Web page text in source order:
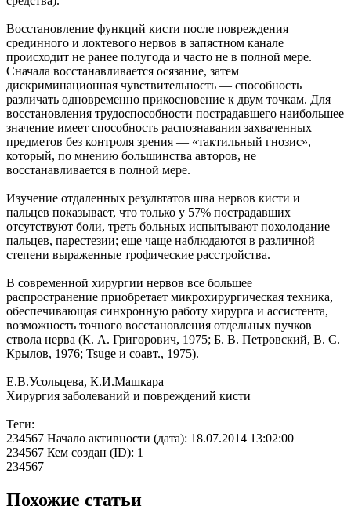
Восстановление функций кисти после повреждения
срединного и локтевого нервов в запястном канале
происходит не ранее полугода и часто не в полной мере.
Сначала восстанавливается осязание, затем
дискриминационная чувствительность — способность
различать одновременно прикосновение к двум точкам. Для
восстановления трудоспособности пострадавшего наибольшее
значение имеет способность распознавания захваченных
предметов без контроля зрения — «тактильный гнозис»,
который, по мнению большинства авторов, не
восстанавливается в полной мере.
Изучение отдаленных результатов шва нервов кисти и
пальцев показывает, что только у 57% пострадавших
отсутствуют боли, треть больных испытывают похолодание
пальцев, парестезии; еще чаще наблюдаются в различной
степени выраженные трофические расстройства.
В современной хирургии нервов все большее
распространение приобретает микрохирургическая техника,
обеспечивающая синхронную работу хирурга и ассистента,
возможность точного восстановления отдельных пучков
ствола нерва (К. А. Григорович, 1975; Б. В. Петровский, В. С.
Крылов, 1976; Tsuge и соавт., 1975).
Е.В.Усольцева, К.И.Машкара
Хирургия заболеваний и повреждений кисти
Теги:
234567 Начало активности (дата): 18.07.2014 13:02:00
234567 Кем создан (ID): 1
234567
Похожие статьи